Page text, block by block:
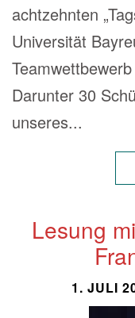
achtzehnten
Universität
Darunter 30
unseres...
Lesung
1. JULI